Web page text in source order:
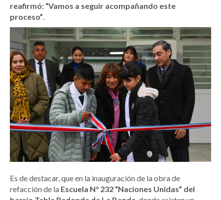
reafirmó: “Vamos a seguir acompañando este
proceso”.
Es de destacar, que en la inauguración de la obra de
refacción de la Escuela N° 232 “Naciones Unidas” del